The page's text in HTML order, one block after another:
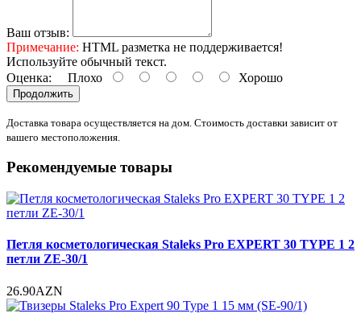
Ваш отзыв:
Примечание: HTML разметка не поддерживается!
Используйте обычный текст.
Оценка: Плохо Хорошо
Продолжить
Доставка товара осуществляется на дом. Стоимость доставки зависит от
вашего местоположения.
Рекомендуемые товары
Петля косметологическая Staleks Pro EXPERT 30 TYPE 1 2
петли ZE-30/1
26.90AZN